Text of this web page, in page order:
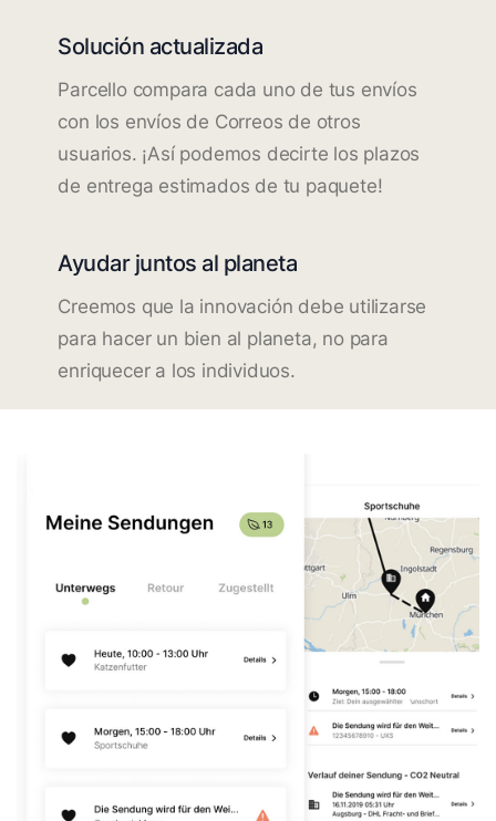
Solución actualizada
Parcello compara cada uno de tus envíos
con los envíos de Correos de otros
usuarios. ¡Así podemos decirte los plazos
de entrega estimados de tu paquete!
Ayudar juntos al planeta
Creemos que la innovación debe utilizarse
para hacer un bien al planeta, no para
enriquecer a los individuos.